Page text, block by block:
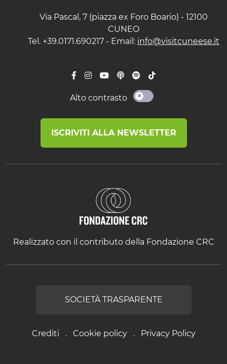
Via Pascal, 7 (piazza ex Foro Boario) - 12100
CUNEO
Tel. +39.0171.690217 - Email: info@visitcuneese.it
Alto contrasto
ISCRIVITI ALLA NEWSLETTER
Realizzato con il contributo della Fondazione CRC
Crediti Cookie policy Privacy Policy
SOCIETÀ TRASPARENTE